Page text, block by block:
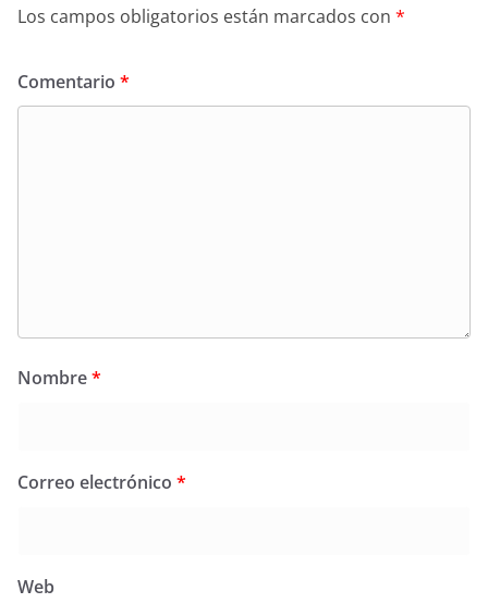
Los campos obligatorios están marcados con *
Comentario *
Nombre*
Correo electrónico *
Web